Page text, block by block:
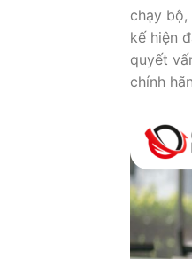
chạy
kế hiện
quyết
chính